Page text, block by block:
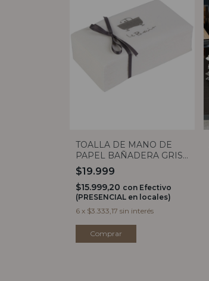
TOALLA DE MANO DE
PAPEL BAÑADERA GRIS
X20 CLAUDIA ADORNO
$19.999
$15.999,20 con Efectivo
(PRESENCIAL en locales)
6 x $3.333,17 sin interés